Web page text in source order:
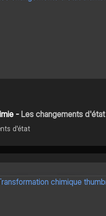
-Les changements d'état
d'état